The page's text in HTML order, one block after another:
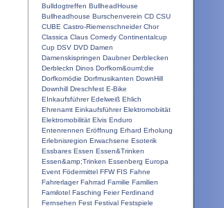
Bulldogtreffen BullheadHouse
Bullheadhouse Burschenverein CD CSU
CUBE Castro-Riemenschneider Chor
Classica Claus Comedy Continentalcup
Cup DSV DVD Damen
Damenskispringen Daubner Derblecken
Derbleckn Dinos Dorfkom&ouml;die
Dorfkomödie Dorfmusikanten DownHill
Downhill Dreschfest E-Bike
EInkaufsführer Edelweiß Ehlich
Ehrenamt Einkaufsführer Elektromobiität
Elektromobilität Elvis Enduro
Entenrennen Eröffnung Erhard Erholung
Erlebnisregion Erwachsene Esoterik
Essbares Essen Essen&Trinken
Essen&amp;Trinken Essenberg Europa
Event Födermittel FFW FIS Fahne
Fahrerlager Fahrrad Familie Familien
Familotel Fasching Feier Ferdinand
Fernsehen Fest Festival Festspiele